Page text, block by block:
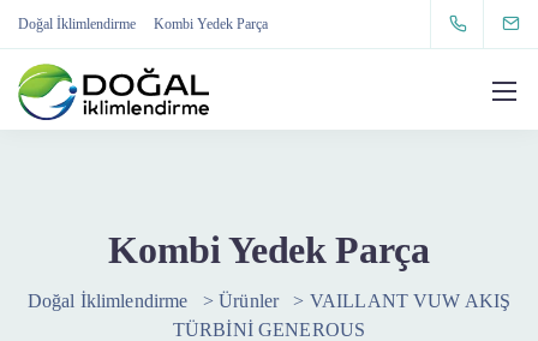
Doğal İklimlendirme Kombi Yedek Parça
Kombi Yedek Parça
Doğal İklimlendirme >Ürünler > VAILLANT VUW AKIŞ
TÜRBİNİ GENEROUS